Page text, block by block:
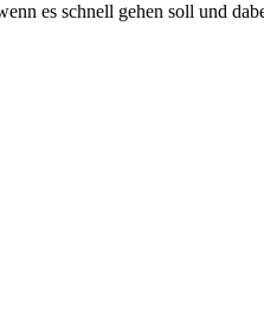
es schnell gehen soll und